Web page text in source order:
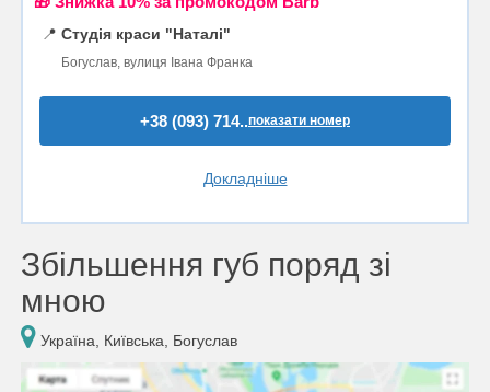
📍 Студія краси "Наталі"
Богуслав, вулиця Івана Франка
+38 (093) 714..показати номер
Докладніше
Збільшення губ поряд зі
мною
Україна, Київська, Богуслав